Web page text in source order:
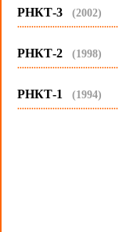
РНКТ-3 (2002)
...........................................
РНКТ-2 (1998)
...........................................
РНКТ-1 (1994)
...........................................